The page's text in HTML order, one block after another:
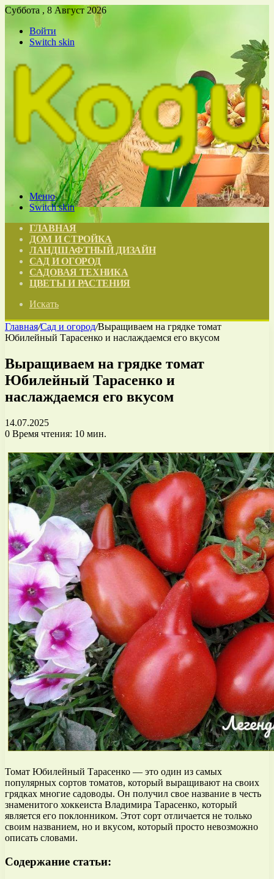
Суббота , 8 Август 2026
Войти
Switch skin
Меню
Switch skin
ГЛАВНАЯ
ДОМ И СТРОЙКА
ЛАНДШАФТНЫЙ ДИЗАЙН
САД И ОГОРОД
САДОВАЯ ТЕХНИКА
ЦВЕТЫ И РАСТЕНИЯ
Искать
Главная/Сад и огород/Выращиваем на грядке томат
Юбилейный Тарасенко и наслаждаемся его вкусом
Выращиваем на грядке томат
Юбилейный Тарасенко и
наслаждаемся его вкусом
14.07.2025
0 Время чтения: 10 мин.
Томат Юбилейный Тарасенко — это один из самых
популярных сортов томатов, который выращивают на своих
грядках многие садоводы. Он получил свое название в честь
знаменитого хоккеиста Владимира Тарасенко, который
является его поклонником. Этот сорт отличается не только
своим названием, но и вкусом, который просто невозможно
описать словами.
Содержание статьи: